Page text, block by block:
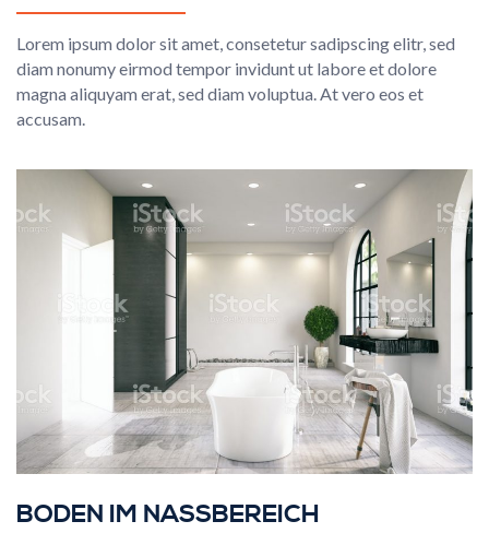
Lorem ipsum dolor sit amet, consetetur sadipscing elitr, sed
diam nonumy eirmod tempor invidunt ut labore et dolore
magna aliquyam erat, sed diam voluptua. At vero eos et
accusam.
BODEN IM NASSBEREICH